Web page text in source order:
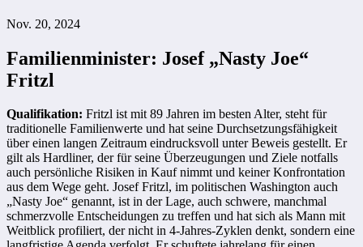
Nov. 20, 2024
Familienminister: Josef „Nasty Joe“
Fritzl
Qualifikation: Fritzl ist mit 89 Jahren im besten Alter, steht für
traditionelle Familienwerte und hat seine Durchsetzungsfähigkeit
über einen langen Zeitraum eindrucksvoll unter Beweis gestellt. Er
gilt als Hardliner, der für seine Überzeugungen und Ziele notfalls
auch persönliche Risiken in Kauf nimmt und keiner Konfrontation
aus dem Wege geht. Josef Fritzl, im politischen Washington auch
„Nasty Joe“ genannt, ist in der Lage, auch schwere, manchmal
schmerzvolle Entscheidungen zu treffen und hat sich als Mann mit
Weitblick profiliert, der nicht in 4-Jahres-Zyklen denkt, sondern eine